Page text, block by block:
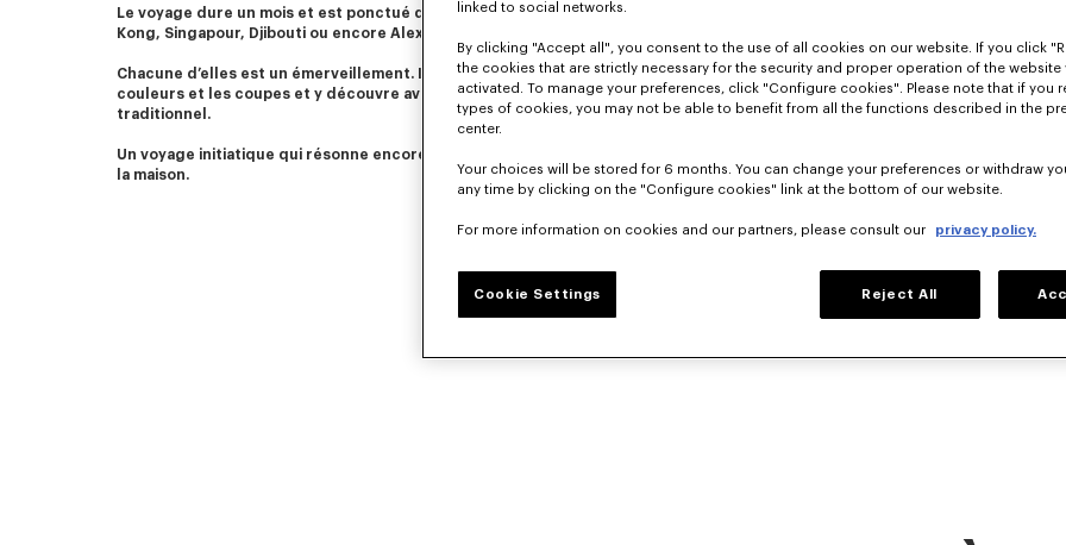
Le voyage dure un mois et est ponctué de nombreuses escales : Hong
Kong, Singapour, Djibouti ou encore Alexandrie.
Chacune d’elles est un émerveillement. Il est fasciné par les étoffes, les
couleurs et les coupes et y découvre avec délice l’art du costume
traditionnel.
Un voyage initiatique qui résonne encore aujourd’hui dans les créations de
la maison.
linked to social networks.
By clicking "Accept all", you consent to the use of all cookies on our website. If you click
the cookies that are strictly necessary for the security and proper operation of the website
activated. To manage your preferences, click "Configure cookies". Please note that if you
types of cookies, you may not be able to benefit from all the functions described in the
center.
Your choices will be stored for 6 months. You can change your preferences or withdraw
any time by clicking on the "Configure cookies" link at the bottom of our website.
For more information on cookies and our partners, please consult our privacy policy.
Cookie Settings Reject All